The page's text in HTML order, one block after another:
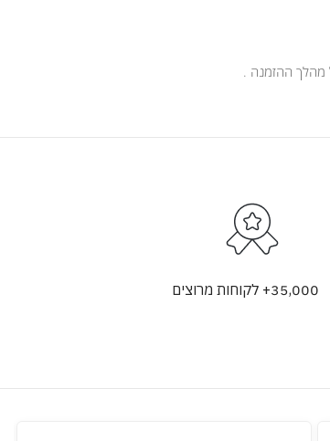
35,000+ לקוחות מרוצים